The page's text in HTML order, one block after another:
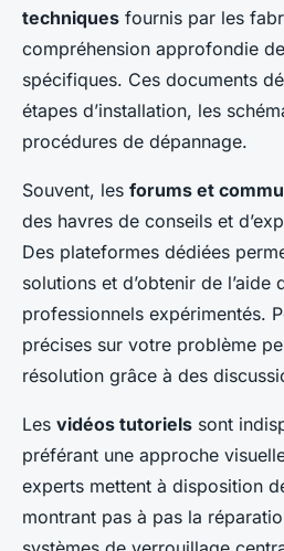
techniques fournis par les
compréhension approfondie
spécifiques. Ces documents
étapes d’installation, les
procédures de dépannage.
Souvent, les forums et
des havres de conseils et
Des plateformes dédiées
solutions et d’obtenir de l’aide
professionnels expérimentés.
précises sur votre problème
résolution grâce à des
Les vidéos tutoriels sont
préférant une approche
experts mettent à disposition
montrant pas à pas la